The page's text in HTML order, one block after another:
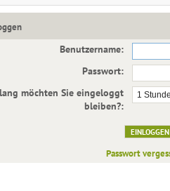
Benutzername:
Passwort:
möchten Sie eingeloggt
bleiben?:
Passwort